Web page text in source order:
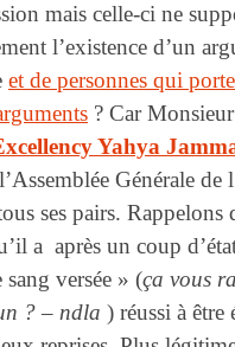
mais celle-ci ne
l’existence d’un
et de personnes qui
? Car
Yahya
Générale de
ses pairs. Rappelons
a après un coup
sang versée » (ça vous
? – ndla ) réussi à être